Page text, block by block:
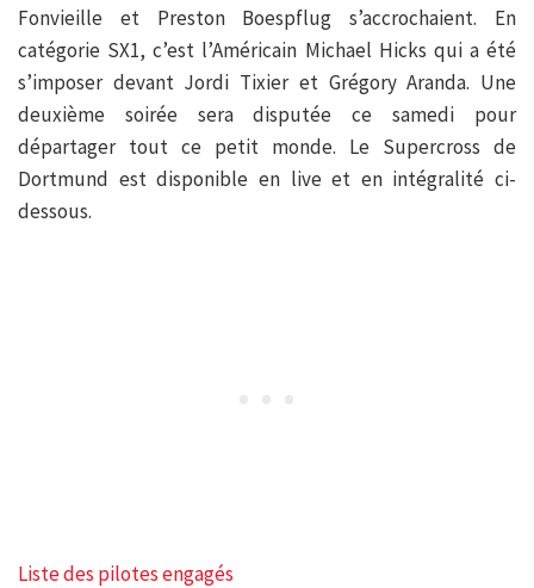
Fonvieille et Preston Boespflug s’accrochaient. En
catégorie SX1, c’est l’Américain Michael Hicks qui a été
s’imposer devant Jordi Tixier et Grégory Aranda. Une
deuxième soirée sera disputée ce samedi pour
départager tout ce petit monde. Le Supercross de
Dortmund est disponible en live et en intégralité ci-
dessous.
Liste des pilotes engagés